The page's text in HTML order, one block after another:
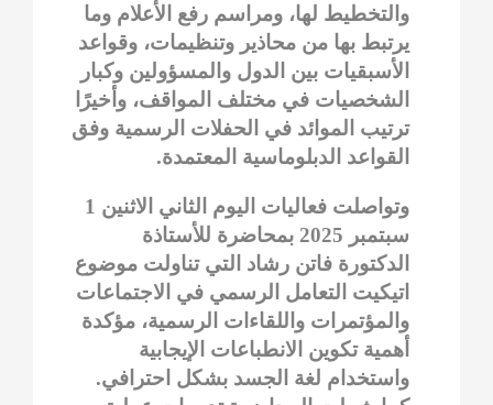
والتخطيط لها، ومراسم رفع الأعلام وما
يرتبط بها من محاذير وتنظيمات، وقواعد
الأسبقيات بين الدول والمسؤولين وكبار
الشخصيات في مختلف المواقف، وأخيرًا
ترتيب الموائد في الحفلات الرسمية وفق
القواعد الدبلوماسية المعتمدة.
وتواصلت فعاليات اليوم الثاني الاثنين 1
سبتمبر 2025 بمحاضرة للأستاذة
الدكتورة فاتن رشاد التي تناولت موضوع
اتيكيت التعامل الرسمي في الاجتماعات
والمؤتمرات واللقاءات الرسمية، مؤكدة
أهمية تكوين الانطباعات الإيجابية
واستخدام لغة الجسد بشكل احترافي.